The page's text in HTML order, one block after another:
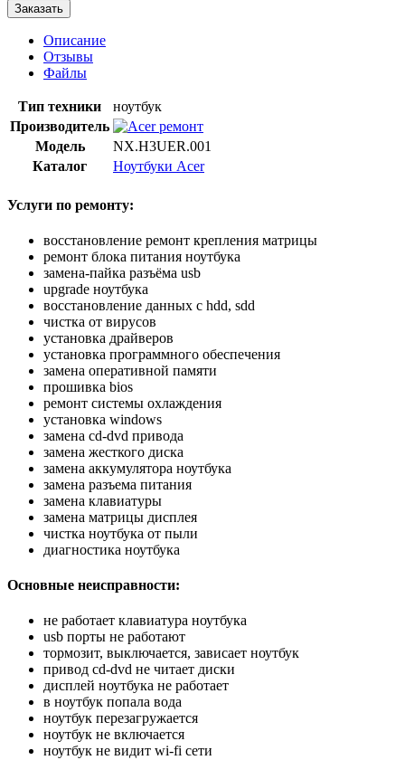
Заказать
Описание
Отзывы
Файлы
Тип техники
ноутбук
Производитель
Модель
NX.H3UER.001
Каталог
Ноутбуки Acer
Услуги по ремонту:
восстановление ремонт крепления матрицы
ремонт блока питания ноутбука
замена-пайка разъёма usb
upgrade ноутбука
восстановление данных с hdd, sdd
чистка от вирусов
установка драйверов
установка программного обеспечения
замена оперативной памяти
прошивка bios
ремонт системы охлаждения
установка windows
замена cd-dvd привода
замена жесткого диска
замена аккумулятора ноутбука
замена разъема питания
замена клавиатуры
замена матрицы дисплея
чистка ноутбука от пыли
диагностика ноутбука
Основные неисправности:
не работает клавиатура ноутбука
usb порты не работают
тормозит, выключается, зависает ноутбук
привод cd-dvd не читает диски
дисплей ноутбука не работает
в ноутбук попала вода
ноутбук перезагружается
ноутбук не включается
ноутбук не видит wi-fi сети